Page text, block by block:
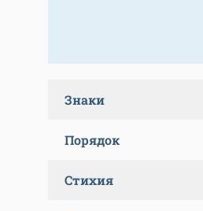
Знаки
Порядок
Стихия